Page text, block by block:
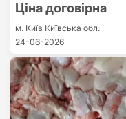
Ціна договірна
м. Київ Київська обл.
24-06-2026